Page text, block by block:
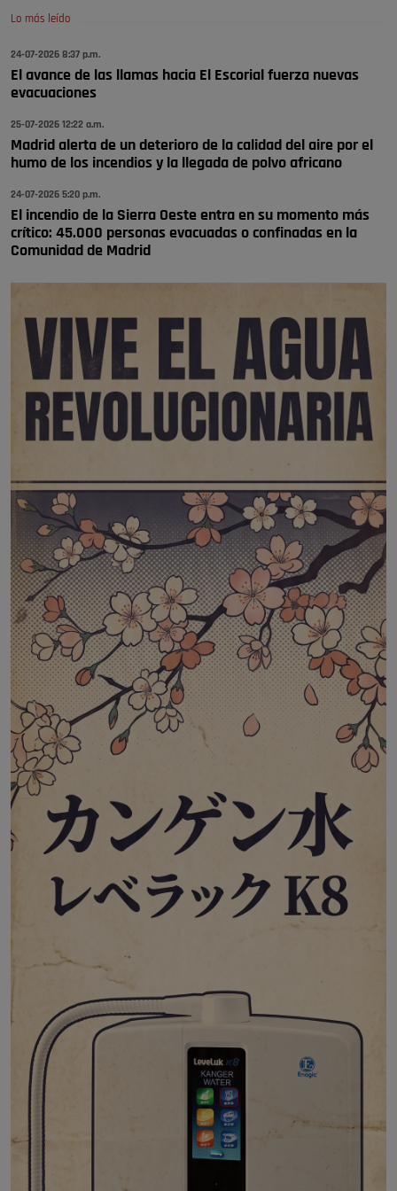
Pozuelo de Alarcón
🔴 EXCLUSIVA | El comisario de la …
Lo más leído
24-07-2026 8:37 p.m.
El avance de las llamas hacia El Escorial fuerza nuevas
evacuaciones
25-07-2026 12:22 a.m.
Madrid alerta de un deterioro de la calidad del aire por el
humo de los incendios y la llegada de polvo africano
24-07-2026 5:20 p.m.
El incendio de la Sierra Oeste entra en su momento más
crítico: 45.000 personas evacuadas o confinadas en la
Comunidad de Madrid